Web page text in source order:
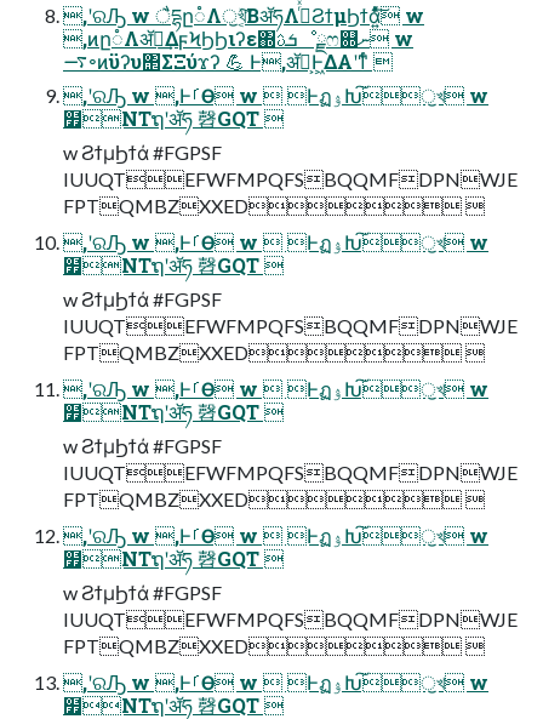
,ʹରԠ w ैདྷը૾Λॖখ͔ͯ͠ΒॲཧΛߦͬͯϨϯμϦϯά͍ͯͨ͠ w
,ͷը૾Λॲཧ͢ΔϝϞϦϦιʔε΍ܭࢉೳྗෆ଍ނ w
࠷৽ͷϋʔυ΢ΣΞύϫʔ 💪 Ͱ,ॲཧ͕Ͱ͖ΔΑ͏ʹͳͬͨ 
,ʹରԠ w ,ͰࡱӨ w  ͰฏۉԽ͠ॖখ w
໿NTຖʹॲཧ 㲈GQT 
w ϨϯμϦϯά #FGPSF
IUUQTEFWFMPQFSBQQMFDPNWJE
FPTQMBZXXED 
,ʹରԠ w ,ͰࡱӨ w  ͰฏۉԽ͠ॖখ w
໿NTຖʹॲཧ 㲈GQT 
w ϨϯμϦϯά #FGPSF
IUUQTEFWFMPQFSBQQMFDPNWJE
FPTQMBZXXED 
,ʹରԠ w ,ͰࡱӨ w  ͰฏۉԽ͠ॖখ w
໿NTຖʹॲཧ 㲈GQT 
w ϨϯμϦϯά #FGPSF
IUUQTEFWFMPQFSBQQMFDPNWJE
FPTQMBZXXED 
,ʹରԠ w ,ͰࡱӨ w  ͰฏۉԽ͠ॖখ w
໿NTຖʹॲཧ 㲈GQT 
w ϨϯμϦϯά #FGPSF
IUUQTEFWFMPQFSBQQMFDPNWJE
FPTQMBZXXED 
,ʹରԠ w ,ͰࡱӨ w  ͰฏۉԽ͠ॖখ w
໿NTຖʹॲཧ 㲈GQT 